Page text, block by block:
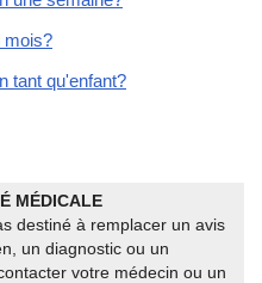
mois?
tant qu'enfant?
MÉDICALE
destiné à remplacer un avis
un diagnostic ou un
votre médecin ou un